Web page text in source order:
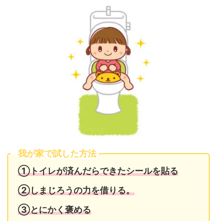
我が家で試した方法
①トイレが済んだらできたシールを貼る
②しまじろうの力を借りる。
③とにかく褒める